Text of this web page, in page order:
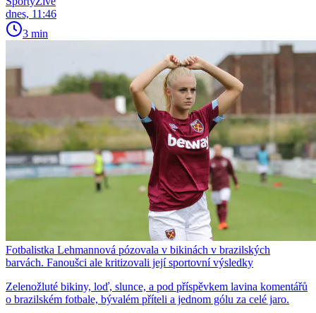
dnes, 11:46
3 min
Fotbalistka Lehmannová pózovala v bikinách v brazilských
barvách. Fanoušci ale kritizovali její sportovní výsledky
Zelenožluté bikiny, loď, slunce, a pod příspěvkem lavina komentářů
o brazilském fotbale, bývalém příteli a jednom gólu za celé jaro.